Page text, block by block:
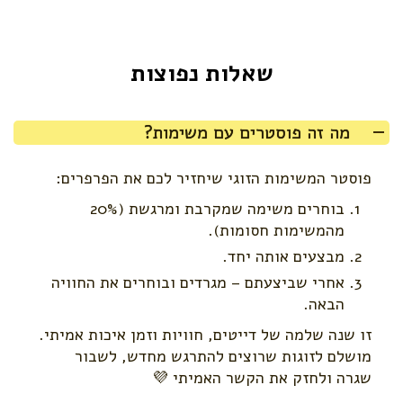
שאלות נפוצות
מה זה פוסטרים עם משימות?
פוסטר המשימות הזוגי שיחזיר לכם את הפרפרים:
בוחרים משימה שמקרבת ומרגשת (20%
מהמשימות חסומות).
מבצעים אותה יחד.
אחרי שביצעתם – מגרדים ובוחרים את החוויה
הבאה.
זו שנה שלמה של דייטים, חוויות וזמן איכות אמיתי.
מושלם לזוגות שרוצים להתרגש מחדש, לשבור
שגרה ולחזק את הקשר האמיתי 💜